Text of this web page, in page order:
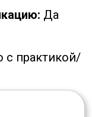
Да
с практикой/